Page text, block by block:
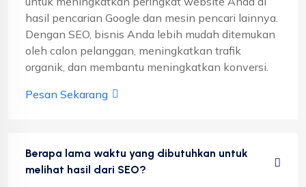
hasil pencarian Google dan mesin pencari lainnya.
Dengan SEO, bisnis Anda lebih mudah ditemukan
oleh calon pelanggan, meningkatkan trafik
organik, dan membantu meningkatkan konversi.
Pesan Sekarang
Berapa lama waktu yang dibutuhkan untuk
melihat hasil dari SEO?